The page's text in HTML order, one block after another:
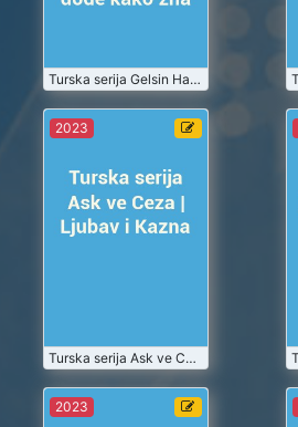
Turska serija Gelsin Hayat Bildigi Gibi | Neka život dođe kako zna
Turske Serije
2023-07-01
2023
Turska serija Ask ve Ceza | Ljubav i Kazna
Turska serija
Ljubav i
Kazna
2023-07
2023-07-01
2023
Turska serija